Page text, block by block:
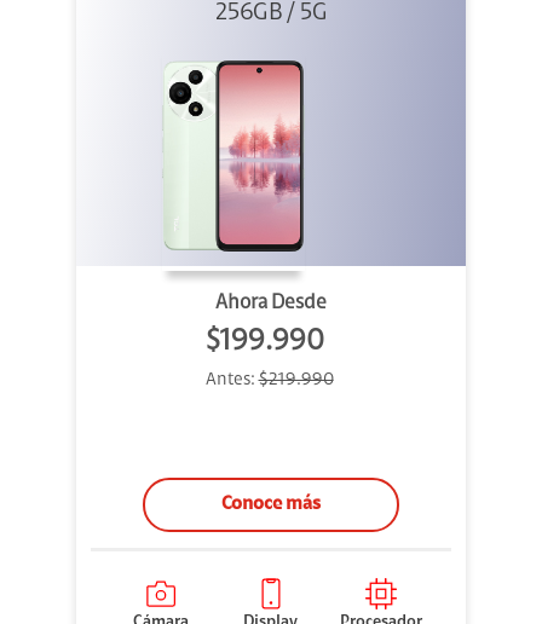
256GB Verde
256GB / 5G
Ahora Desde
$199.990
Antes:$219.990
Conoce más